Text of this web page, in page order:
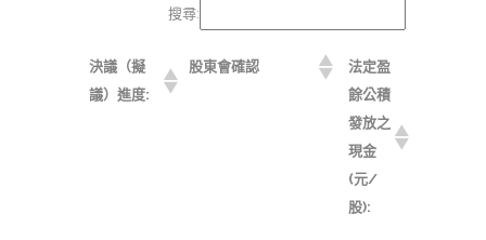
搜尋:
決議（擬
議）進度:
股東會確認
法定盈
餘公積
發放之
現金
(元/
股):